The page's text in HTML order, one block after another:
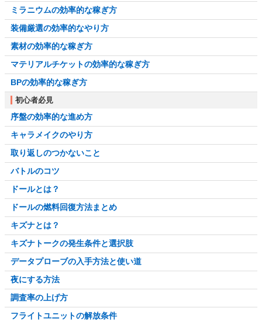
ミラニウムの効率的な稼ぎ方
装備厳選の効率的なやり方
素材の効率的な稼ぎ方
マテリアルチケットの効率的な稼ぎ方
BPの効率的な稼ぎ方
初心者必見
序盤の効率的な進め方
キャラメイクのやり方
取り返しのつかないこと
バトルのコツ
ドールとは？
ドールの燃料回復方法まとめ
キズナとは？
キズナトークの発生条件と選択肢
データプローブの入手方法と使い道
夜にする方法
調査率の上げ方
フライトユニットの解放条件